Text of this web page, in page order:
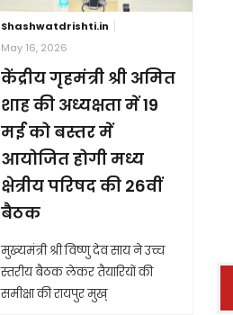
Shashwatdrishti.in
May 16, 2026
केंद्रीय गृहमंत्री श्री अमित
शाह की अध्यक्षता में 19
मई को बस्तर में
आयोजित होगी मध्य
क्षेत्रीय परिषद की 26वीं
बैठक
मुख्यमंत्री श्री विष्णु देव साय ने उच्च
स्तरीय बैठक लेकर तैयारियों की
समीक्षा की रायपुर मुख्